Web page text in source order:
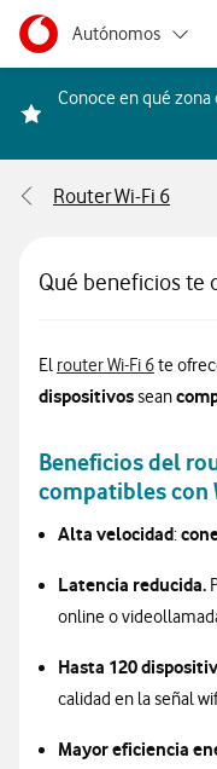
Ir a la pagina principal de
Menu navegación
Autónomos
PymesConoce en qué zona
Router Wi-Fi 6
Qué beneficios te
El router Wi-Fi 6router
te
dispositivossean
Beneficios del
compatibles con
Alta velocidad:
Latencia reducida.
online o
Hasta 120
calidad en la señal
Mayor eficiencia